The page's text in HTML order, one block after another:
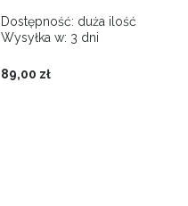
Dostępność: duża ilość
Wysyłka w: 3 dni
89,00 zł